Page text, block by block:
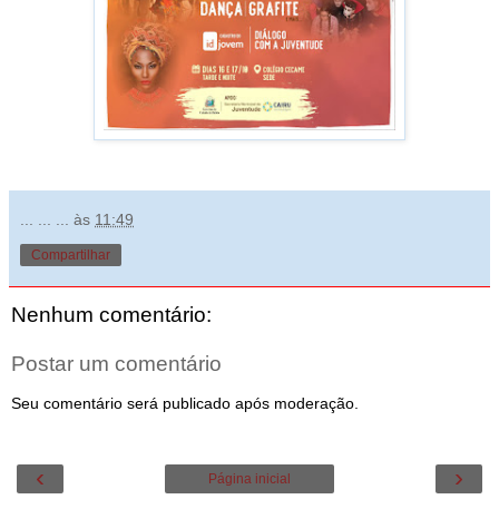
às 11:49
Compartilhar
Nenhum comentário:
Postar um comentário
Seu comentário será publicado após moderação.
‹ ›
Página inicial